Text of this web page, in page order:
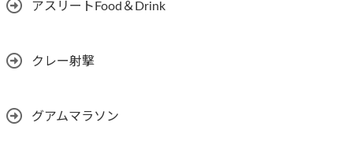
アスリートFood＆Drink
クレー射撃
グアムマラソン